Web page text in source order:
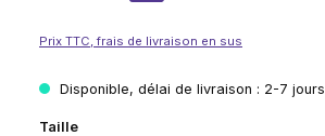
Prix TTC, frais de livraison en sus
Disponible, délai de livraison : 2-7 jours
Sélectionnez
Taille